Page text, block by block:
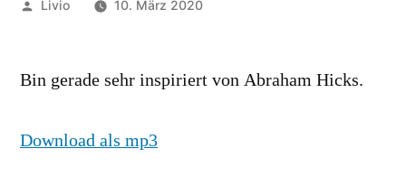
Veröffentlicht
Livio 10. März 2020
Bin gerade sehr inspiriert von Abraham Hicks.
Download als mp3